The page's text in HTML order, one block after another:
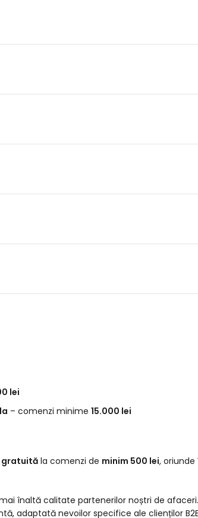
lei
– comenzi minime 15.000 lei
gratuităla comenzi de minim 500 lei, oriunde
mai înaltă calitate partenerilor noștri de
adaptată nevoilor specifice ale clienților